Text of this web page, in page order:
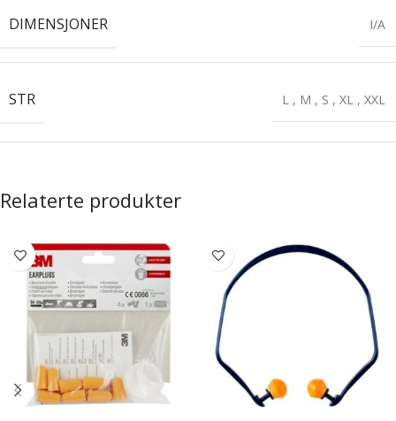
DIMENSJONER I/A
STR L , M , S , XL , XXL
Relaterte produkter